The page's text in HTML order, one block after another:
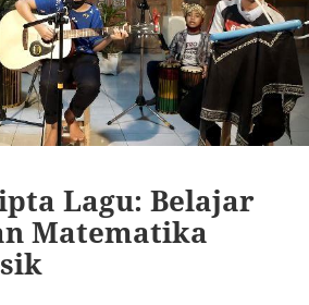
Lagu: Belajar
Matematika